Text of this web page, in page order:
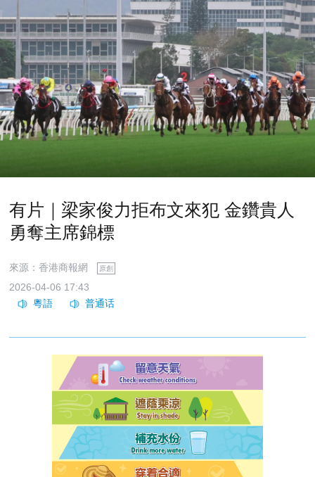
有片｜梁家俊力拒布文來犯 金鑽貴人
勇奪主席錦標
來源：香港商報網 原創
2026-04-06 17:43